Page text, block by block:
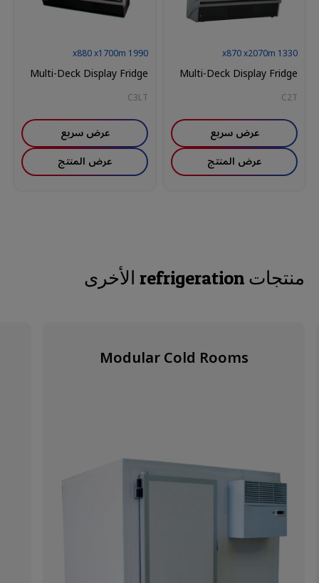
1330
870x2070m
Multi-Deck Display Fridge
C2T
عرض سريع
عرض المنتج
1990
880x1700m
Multi-Deck Display Fridge
C3LT
عرض سريع
عرض المنتج
منتجات refrigeration الأخرى
Modular Cold Rooms